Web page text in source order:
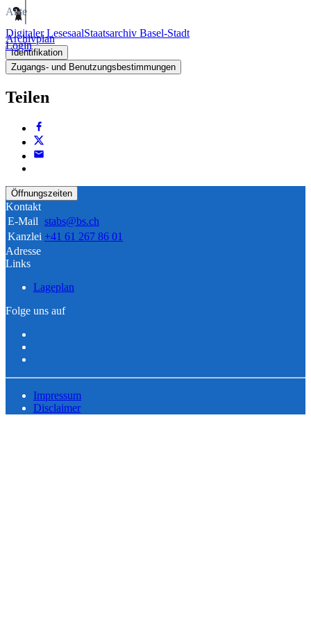
Digitaler LesesaalStaatsarchiv Basel-Stadt
Login
Akte
Archivplan
Identifikation
Zugangs- und Benutzungsbestimmungen
Teilen
Öffnungszeiten
Kontakt
E-Mail stabs@bs.ch
Kanzlei +41 61 267 86 01
Adresse
Links
Lageplan
Folge uns auf
Impressum
Disclaimer